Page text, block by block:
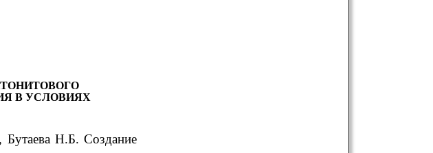
В УСЛОВИЯХ
, Бутаева Н.Б.Создание